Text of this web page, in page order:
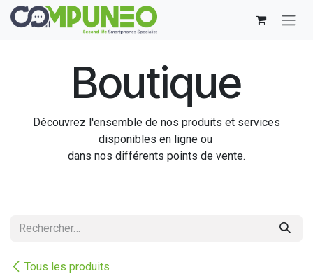
Se rendre au contenu
Boutique
Découvrez l'ensemble de nos produits et services
disponibles en ligne ou
dans nos différents points de vente.
Tous les produits